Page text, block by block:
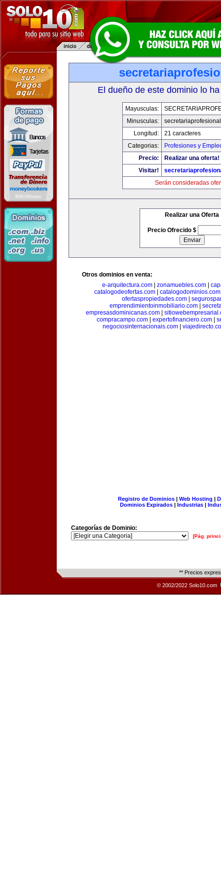
El dueño de este dominio lo
Mayusculas:
Minusculas:
Longitud:
21 caracteres
Categorias:
Profesiones y
Precio:
Realizar una oferta!
Visitar!
Serán consideradas
Realizar una Oferta
Precio Ofrecido $
Otros dominios en venta:
e-arquitectura.com| zonamuebles.com|
catalogodeofertas.com| catalogodominios.com
ofertaspropiedades.com|
emprendimientoinmobiliario.com|
empresasdominicanas.com|
compracampo.com| expertofinanciero.com|
negociosinternacionais.com
Registro de Dominios| Web Hosting |
Dominios Expirados | Industrias |
Categorías de Dominio:
[Pág.
** Precios
© 2002/2022 Solo10.com